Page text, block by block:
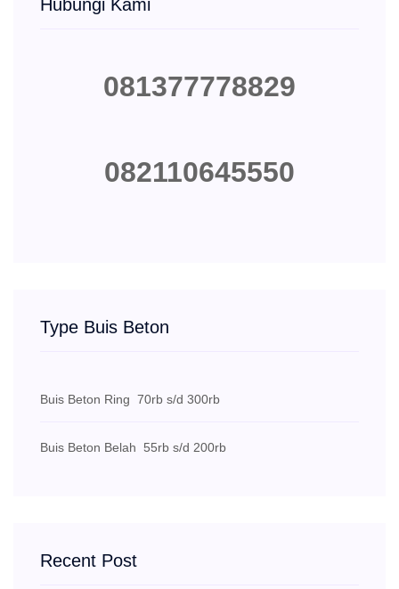
Hubungi Kami
081377778829
082110645550
Type Buis Beton
Buis Beton Ring 70rb s/d 300rb
Buis Beton Belah 55rb s/d 200rb
Recent Post